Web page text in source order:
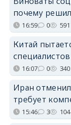
почему
16:59 0 591
Китай
16:07 0 340
Иран
требует
15:46 3